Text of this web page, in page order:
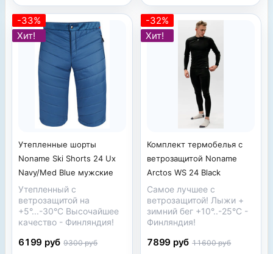
-33%
Хит!
Утепленные шорты
Noname Ski Shorts 24 Uх
Navy/Med Blue мужские
Утепленный с
ветрозащитой на
+5°...-30°С Высочайшее
качество - Финляндия!
6199 руб 9300 руб
-32%
Хит!
Комплект термобелья с
ветрозащитой Noname
Arctos WS 24 Black
Самое лучшее с
ветрозащитой! Лыжи +
зимний бег +10°..-25°С -
Финляндия!
7899 руб 11600 руб